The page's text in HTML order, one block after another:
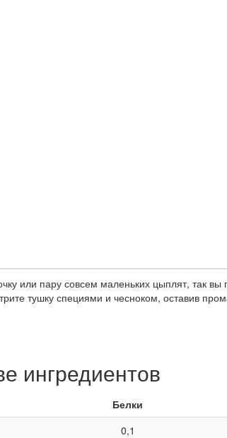
или пару совсем маленьких цыплят, так
тушку специями и чесноком, оставив
ингредиентов
Белки
0,1